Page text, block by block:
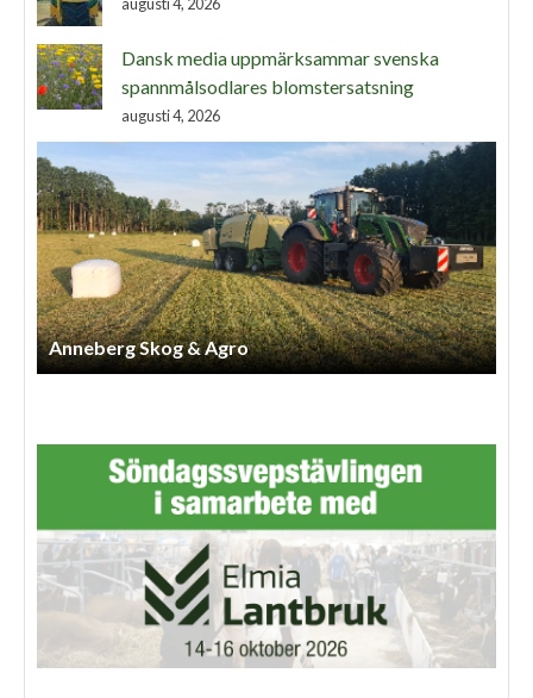
Dansk media uppmärksammar svenska
spannmålsodlares blomstersatsning
augusti 4, 2026
Lindbergs Entreprenad Och Gårdstjänst